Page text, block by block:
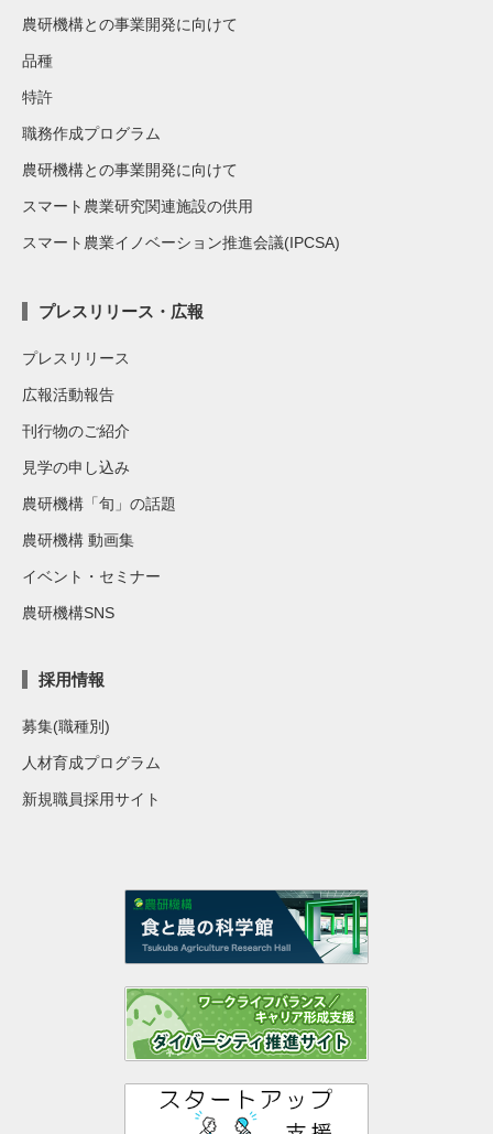
農研機構との事業開発に向けて
品種
特許
職務作成プログラム
農研機構との事業開発に向けて
スマート農業研究関連施設の供用
スマート農業イノベーション推進会議(IPCSA)
プレスリリース・広報
プレスリリース
広報活動報告
刊行物のご紹介
見学の申し込み
農研機構「旬」の話題
農研機構 動画集
イベント・セミナー
農研機構SNS
採用情報
募集(職種別)
人材育成プログラム
新規職員採用サイト